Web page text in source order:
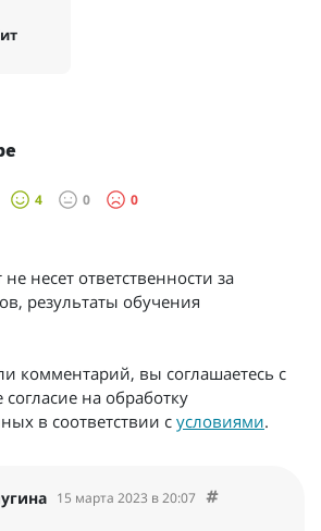
4 0 0
несет ответственности за
результаты обучения
комментарий, вы соглашаетесь с
согласие на обработку
в соответствии с условиями.
15 марта 2023 в 20:07